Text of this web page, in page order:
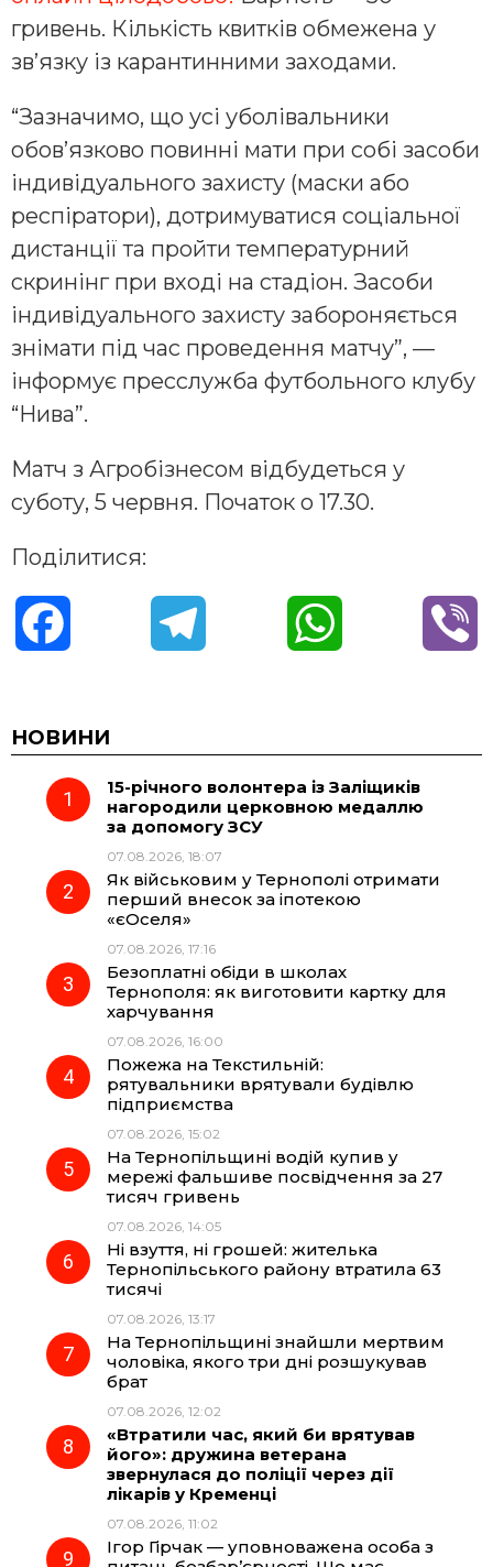
гривень. Кількість квитків обмежена у
зв’язку із карантинними заходами.
“Зазначимо, що усі уболівальники
обов’язково повинні мати при собі засоби
індивідуального захисту (маски або
респіратори), дотримуватися соціальної
дистанції та пройти температурний
скринінг при вході на стадіон. Засоби
індивідуального захисту забороняється
знімати під час проведення матчу”, —
інформує пресслужба футбольного клубу
“Нива”.
Матч з Агробізнесом відбудеться у
суботу, 5 червня. Початок о 17.30.
Поділитися:
c
e
o
k
e
g
r
a
m
t
A
НОВИНИ
15-річного волонтера із Заліщиків
нагородили церковною медаллю
за допомогу ЗСУ
07.08.2026, 18:07
Як військовим у Тернополі отримати
перший внесок за іпотекою
«єОселя»
07.08.2026, 17:16
Безоплатні обіди в школах
Тернополя: як виготовити картку для
харчування
07.08.2026, 16:00
Пожежа на Текстильній:
рятувальники врятували будівлю
підприємства
07.08.2026, 15:02
На Тернопільщині водій купив у
мережі фальшиве посвідчення за 27
тисяч гривень
07.08.2026, 14:05
Ні взуття, ні грошей: жителька
Тернопільського району втратила 63
тисячі
07.08.2026, 13:17
На Тернопільщині знайшли мертвим
чоловіка, якого три дні розшукував
брат
07.08.2026, 12:02
«Втратили час, який би врятував
його»: дружина ветерана
звернулася до поліції через дії
лікарів у Кременці
07.08.2026, 11:02
Ігор Гірчак — уповноважена особа з